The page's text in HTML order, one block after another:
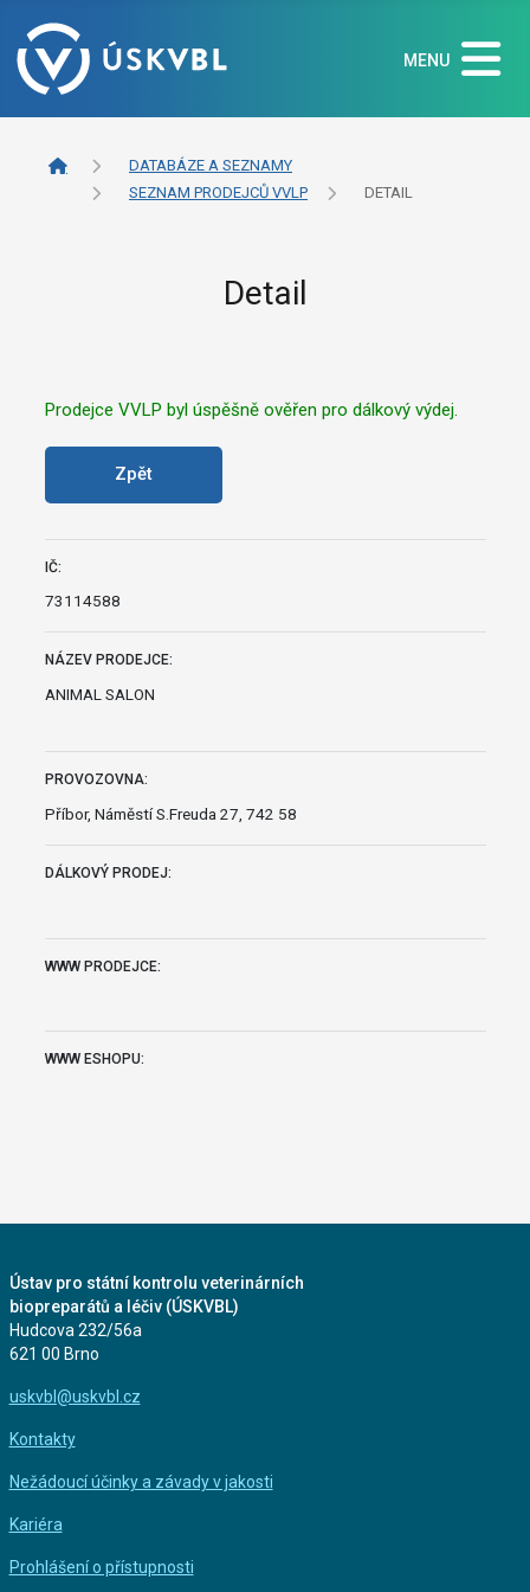
MENU
DATABÁZE A SEZNAMY
SEZNAM PRODEJCŮ VVLP
DETAIL
Detail
Prodejce VVLP byl úspěšně ověřen pro dálkový výdej.
Zpět
IČ:
73114588
NÁZEV PRODEJCE:
ANIMAL SALON
PROVOZOVNA:
Příbor, Náměstí S.Freuda 27, 742 58
DÁLKOVÝ PRODEJ:
WWW PRODEJCE:
WWW ESHOPU:
Ústav pro státní kontrolu veterinárních
biopreparátů a léčiv (ÚSKVBL)
Hudcova 232/56a
621 00 Brno
uskvbl@uskvbl.cz
Kontakty
Nežádoucí účinky a závady v jakosti
Kariéra
Prohlášení o přístupnosti